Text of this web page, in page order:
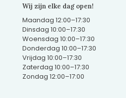
Wij zijn elke dag open!
Maandag 12:00–17:30
Dinsdag 10:00–17:30
Woensdag 10:00–17:30
Donderdag 10:00–17:30
Vrijdag 10:00–17:30
Zaterdag 10:00–17:30
Zondag 12:00–17:00